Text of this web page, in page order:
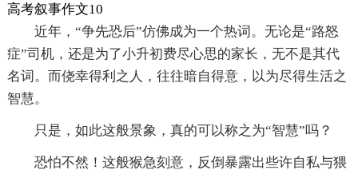
高考叙事作文10
近年，“争先恐后”仿佛成为一个热词。无论是“路怒
症”司机，还是为了小升初费尽心思的家长，无不是其代
名词。而侥幸得利之人，往往暗自得意，以为尽得生活之
智慧。
只是，如此这般景象，真的可以称之为“智慧”吗？
恐怕不然！这般猴急刻意，反倒暴露出些许自私与猥